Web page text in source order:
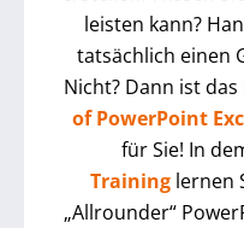
leisten kann?
tatsächlich einen
Nicht? Dann ist
of PowerPoint
für Sie! In
Training lernen
„Allrounder“